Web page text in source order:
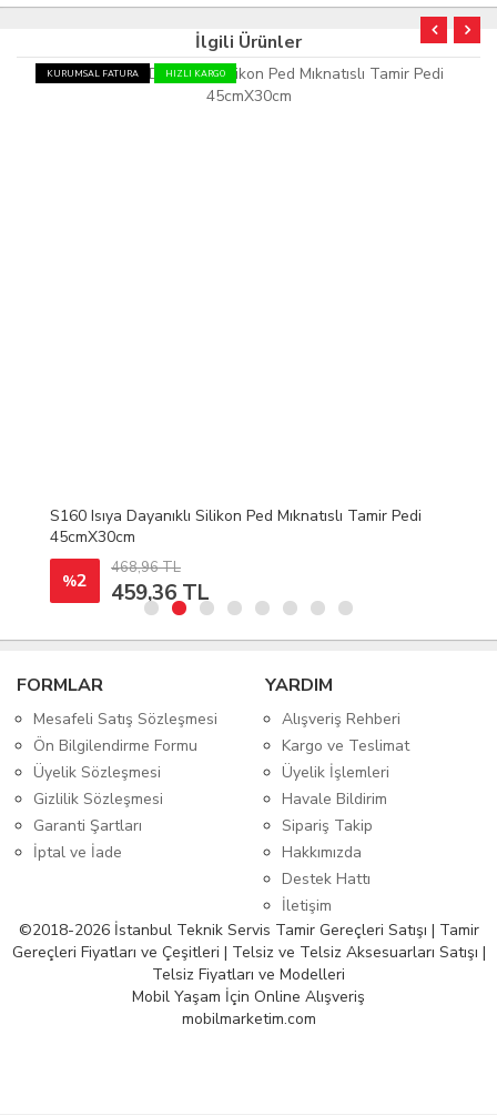
İlgili Ürünler
KURUMSAL FATURA HIZLI KARGO
S160 Isıya Dayanıklı Silikon Ped Mıknatıslı Tamir Pedi
45cmX30cm
%2
468,96 TL
459,36 TL
FORMLAR
Mesafeli Satış Sözleşmesi
Ön Bilgilendirme Formu
Üyelik Sözleşmesi
Gizlilik Sözleşmesi
Garanti Şartları
İptal ve İade
YARDIM
Alışveriş Rehberi
Kargo ve Teslimat
Üyelik İşlemleri
Havale Bildirim
Sipariş Takip
Hakkımızda
Destek Hattı
İletişim
©2018-2026 İstanbul Teknik Servis Tamir Gereçleri Satışı | Tamir
Gereçleri Fiyatları ve Çeşitleri | Telsiz ve Telsiz Aksesuarları Satışı |
Telsiz Fiyatları ve Modelleri
Mobil Yaşam İçin Online Alışveriş
mobilmarketim.com